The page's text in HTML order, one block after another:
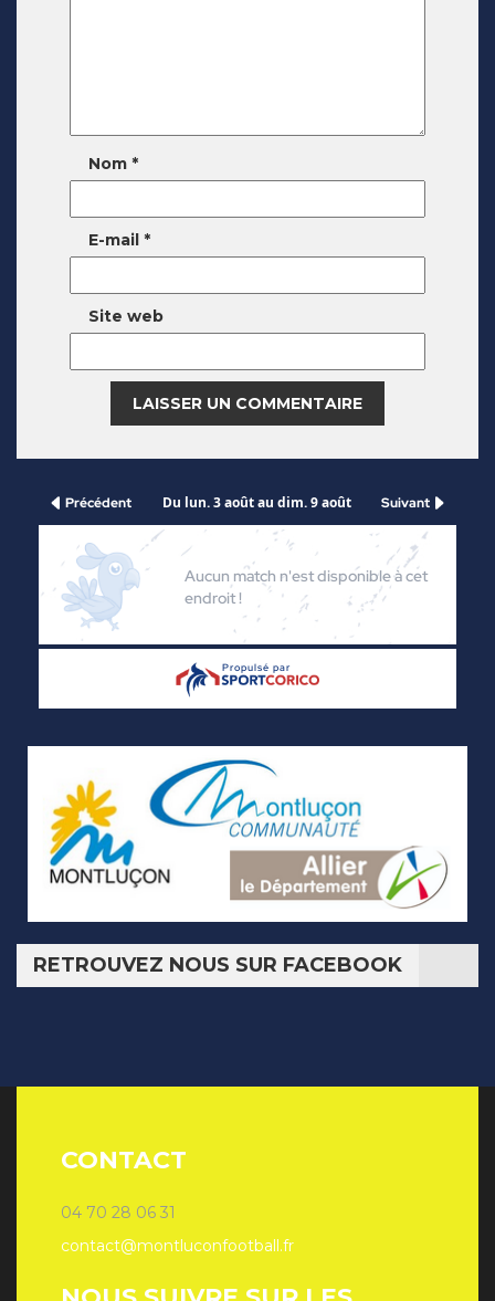
Nom *
E-mail *
Site web
RETROUVEZ NOUS SUR FACEBOOK
CONTACT
04 70 28 06 31
contact@montluconfootball.fr